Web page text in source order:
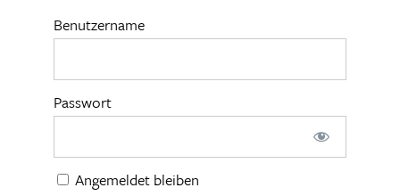
Benutzername
Passwort
Angemeldet bleiben